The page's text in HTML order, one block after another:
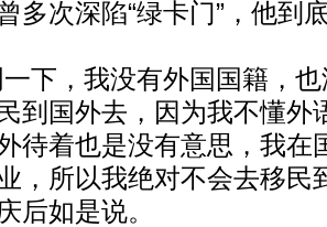
多次深陷“绿卡门”，他到
，我没有外国国籍，也
到国外去，因为我不懂外
待着也是没有意思，我在
，所以我绝对不会去移民
后如是说。